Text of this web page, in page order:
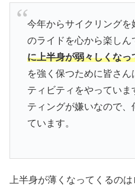
今年からサイクリング
のライドを心から楽しん
に上半身が弱々しくなっ
を強く保つために皆さ
ティビティをやってい
ティングが嫌いなので
ています。
上半身が薄くなってくるの